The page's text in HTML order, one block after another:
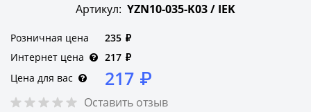
Артикул: YZN10-035-K03 / IEK
Розничная цена 235 ₽
Интернет цена
217 ₽
Цена для вас
217 ₽
Оставить отзыв